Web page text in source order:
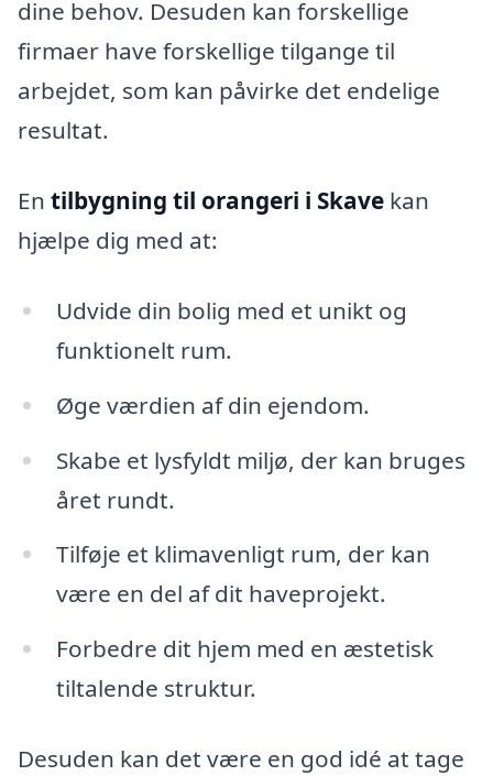
dine behov. Desuden kan forskellige
firmaer have forskellige tilgange til
arbejdet, som kan påvirke det endelige
resultat.
En tilbygning til orangeri i Skave kan
hjælpe dig med at:
Udvide din bolig med et unikt og
funktionelt rum.
Øge værdien af din ejendom.
Skabe et lysfyldt miljø, der kan bruges
året rundt.
Tilføje et klimavenligt rum, der kan
være en del af dit haveprojekt.
Forbedre dit hjem med en æstetisk
tiltalende struktur.
Desuden kan det være en god idé at tage